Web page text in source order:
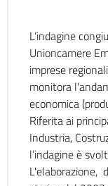
L’indagine
Unioncamere
imprese
monitora
economica
Riferita ai
Industria,
l’indagine è
L'elaborazione,